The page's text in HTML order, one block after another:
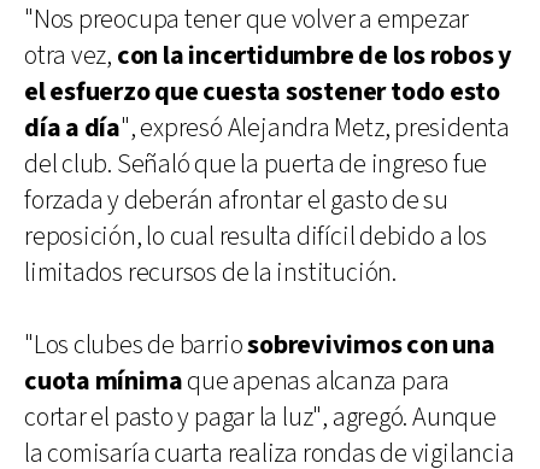
"Nos preocupa tener que volver a empezar
otra vez, con la incertidumbre de los robos y
el esfuerzo que cuesta sostener todo esto
día a día", expresó Alejandra Metz, presidenta
del club. Señaló que la puerta de ingreso fue
forzada y deberán afrontar el gasto de su
reposición, lo cual resulta difícil debido a los
limitados recursos de la institución.
"Los clubes de barriosobrevivimos con una
cuota mínimaque apenas alcanza para
cortar el pasto y pagar la luz", agregó. Aunque
la comisaría cuarta realiza rondas de vigilancia